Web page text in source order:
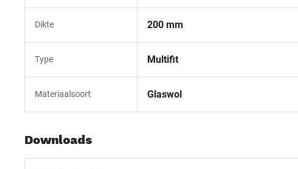
Dikte 200 mm
Type Multifit
Materiaalsoort Glaswol
Downloads